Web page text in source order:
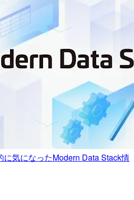
に気になったModern Data Stack情